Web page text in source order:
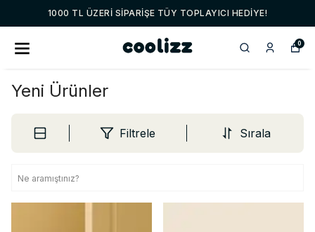
1000 TL ÜZERI SIPARIŞE TÜY TOPLAYICI HEDIYE!
0
Yeni Ürünler
Filtrele Sırala